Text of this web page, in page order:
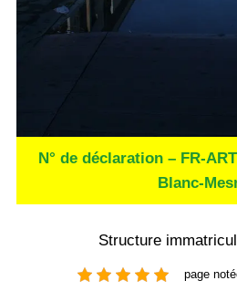
N° de déclaration – FR-
Blanc-
Structure
page